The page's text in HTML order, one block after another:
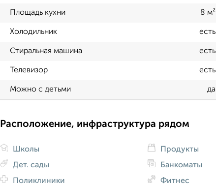
Площадь кухни 8 м²
Холодильник есть
Стиральная машина есть
Телевизор есть
Можно с детьми да
Расположение, инфраструктура рядом
Школы
Дет. сады
Поликлиники
Продукты
Банкоматы
Фитнес